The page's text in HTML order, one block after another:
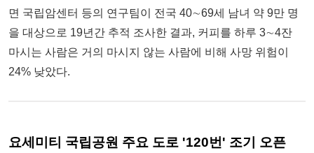
면 국립암센터 등의 연구팀이 전국 40∼69세 남녀 약 9만 명
을 대상으로 19년간 추적 조사한 결과, 커피를 하루 3∼4잔
마시는 사람은 거의 마시지 않는 사람에 비해 사망 위험이
24% 낮았다.
요세미티 국립공원 주요 도로 '120번' 조기 오픈